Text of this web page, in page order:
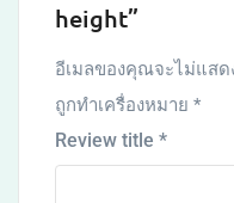
height”
อีเมลของคุณจะไม่แสด
ถูกทำเครื่องหมาย *
Review title *